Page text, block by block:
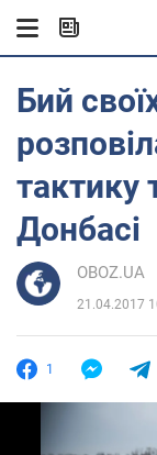
Бий
тактику
Донбасі
OBOZ.UA
21.04.2017
1